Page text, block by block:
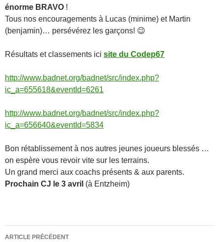
énorme BRAVO !
Tous nos encouragements à Lucas (minime) et Martin
(benjamin)… persévérez les garçons! 😉
Résultats et classements ici site du Codep67
http://www.badnet.org/badnet/src/index.php?
ic_a=655618&eventId=6261
http://www.badnet.org/badnet/src/index.php?
ic_a=656640&eventId=5834
Bon rétablissement à nos autres jeunes joueurs blessés …
on espère vous revoir vite sur les terrains.
Un grand merci aux coachs présents & aux parents.
Prochain CJ le 3 avril (à Entzheim)
Navigation
ARTICLE PRÉCÉDENT